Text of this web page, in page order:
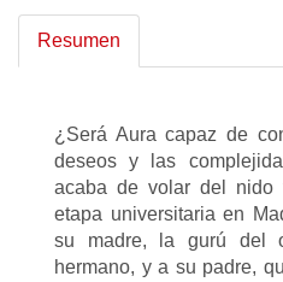
Resumen
¿Será Aura capaz de
deseos y las
acaba de volar del nido
etapa universitaria en
su madre, la gurú del
hermano, y a su padre,